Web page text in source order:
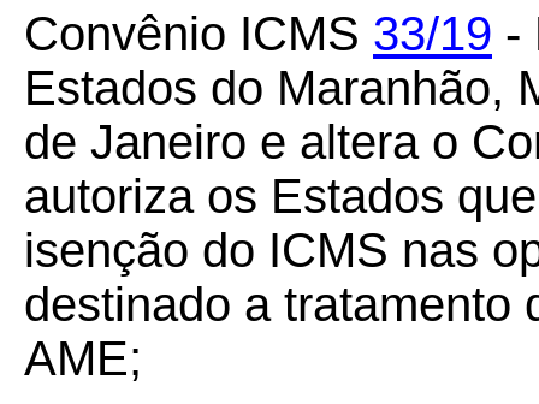
Convênio ICMS 33/19 -
Estados do Maranhão,
de Janeiro e altera o
autoriza os Estados
isenção do ICMS nas
destinado a tratamento
AME;